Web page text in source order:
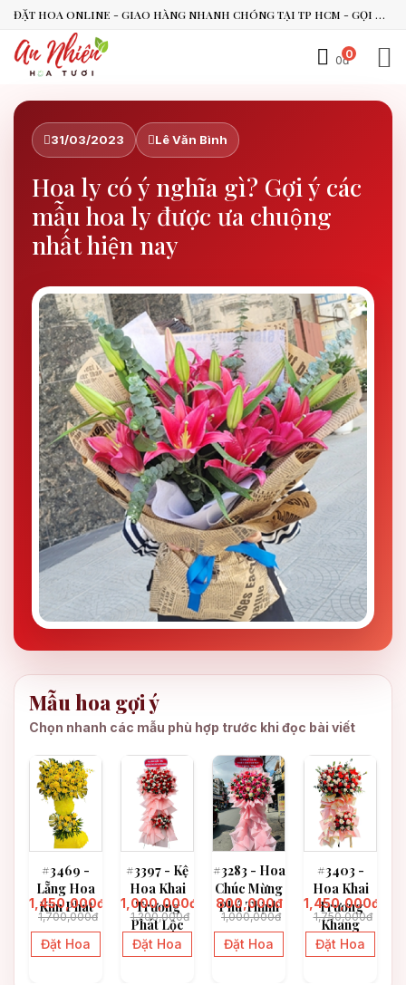
ĐẶT HOA ONLINE - GIAO HÀNG NHANH CHÓNG TẠI TP HCM - GỌI NGAY 0938.494.119 HOẶC 0899.492.909
0
0đ
31/03/2023 Lê Văn Bình
Hoa ly có ý nghĩa gì? Gợi ý các
mẫu hoa ly được ưa chuộng
nhất hiện nay
Mẫu hoa gợi ý
Chọn nhanh các mẫu phù hợp trước khi đọc bài viết
#3469 -
Lẵng Hoa
Kim Phát
1,450,000đ
1,700,000đ
Đặt Hoa
#3397 - Kệ
Hoa Khai
Trương
Phát Lộc
1,000,000đ
1,200,000đ
Đặt Hoa
#3283 - Hoa
Chúc Mừng
Phú Thịnh
800,000đ
1,000,000đ
Đặt Hoa
#3403 -
Hoa Khai
Trương
Khang
Thịnh
1,450,000đ
1,750,000đ
Đặt Hoa